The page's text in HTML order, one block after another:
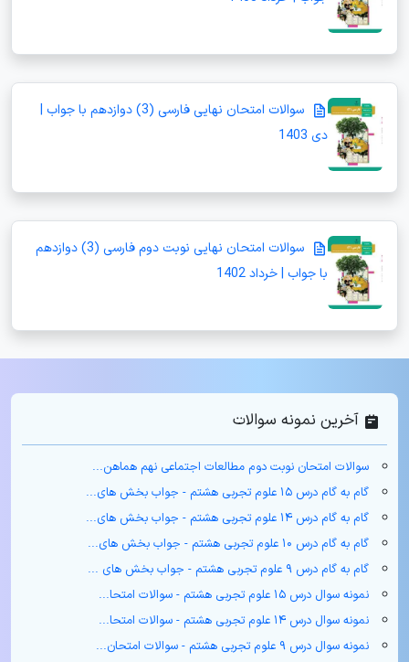
سوالات امتحان نهایی فارسی (3) دوازدهم با جواب |
دی 1403
سوالات امتحان نهایی نوبت دوم فارسی (3) دوازدهم
با جواب | خرداد 1402
آخرین نمونه سوالات
سوالات امتحان نوبت دوم مطالعات اجتماعی نهم هماهن...
گام به گام درس ۱۵ علوم تجربی هشتم - جواب بخش های...
گام به گام درس ۱۴ علوم تجربی هشتم - جواب بخش های...
گام به گام درس ۱۰ علوم تجربی هشتم - جواب بخش های...
گام به گام درس ۹ علوم تجربی هشتم - جواب بخش های ...
نمونه سوال درس ۱۵ علوم تجربی هشتم - سوالات امتحا...
نمونه سوال درس ۱۴ علوم تجربی هشتم - سوالات امتحا...
نمونه سوال درس ۹ علوم تجربی هشتم - سوالات امتحان...